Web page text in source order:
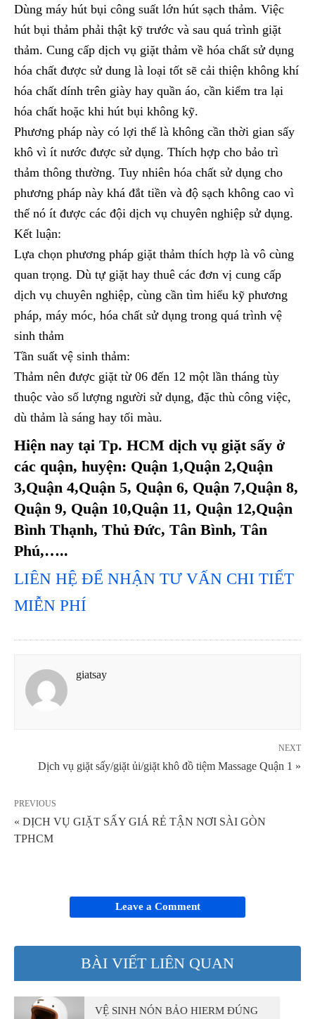
Dùng máy hút bụi công suất lớn hút sạch thảm. Việc
hút bụi thảm phải thật kỹ trước và sau quá trình giặt
thảm. Cung cấp dịch vụ giặt thảm về hóa chất sử dụng
hóa chất được sử dung là loại tốt sẽ cải thiện không khí
hóa chất dính trên giày hay quần áo, cần kiểm tra lại
hóa chất hoặc khi hút bụi không kỹ.
Phương pháp này có lợi thế là không cần thời gian sấy
khô vì ít nước được sử dụng. Thích hợp cho bảo trì
thảm thông thường. Tuy nhiên hóa chất sử dụng cho
phương pháp này khá đắt tiền và độ sạch không cao vì
thế nó ít được các đội dịch vụ chuyên nghiệp sử dụng.
Kết luận:
Lựa chọn phương pháp giặt thảm thích hợp là vô cùng
quan trọng. Dù tự giặt hay thuê các đơn vị cung cấp
dịch vụ chuyên nghiệp, cùng cần tìm hiểu kỹ phương
pháp, máy móc, hóa chất sử dụng trong quá trình vệ
sinh thảm
Tần suất vệ sinh thảm:
Thảm nên được giặt từ 06 đến 12 một lần tháng tùy
thuộc vào số lượng người sử dụng, đặc thù công việc,
dù thảm là sáng hay tối màu.
Hiện nay tại Tp. HCM dịch vụ giặt sấy ở
các quận, huyện: Quận 1,Quận 2,Quận
3,Quận 4,Quận 5, Quận 6, Quận 7,Quận 8,
Quận 9, Quận 10,Quận 11, Quận 12,Quận
Bình Thạnh, Thủ Đức, Tân Bình, Tân
Phú,…..
LIÊN HỆ ĐỂ NHẬN TƯ VẤN CHI TIẾT
MIỄN PHÍ
giatsay
NEXT
Dịch vụ giặt sấy/giặt ủi/giặt khô đồ tiệm Massage Quận 1 »
PREVIOUS
« DỊCH VỤ GIẶT SẤY GIÁ RẺ TẬN NƠI SÀI GÒN
TPHCM
Leave a Comment
BÀI VIẾT LIÊN QUAN
VỆ SINH NÓN BẢO HIERM ĐÚNG